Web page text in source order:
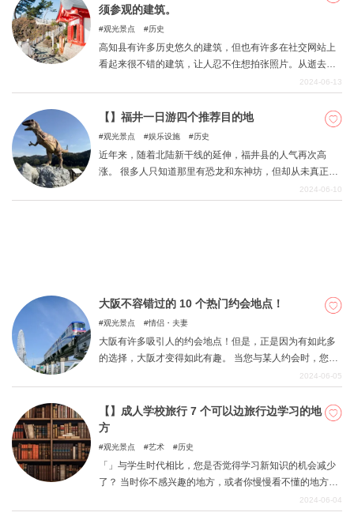
须参观的建筑。
观光景点 历史
高知县有许多历史悠久的建筑，但也有许多在社交网站上
看起来很不错的建筑，让人忍不住想拍张照片。从逝去的
传统、厚重的建筑中抽身出来，参观一下时尚、振奋人心
汤原闻名遐迩。从与绿地融为一体的美丽建筑开始，我们
将为您介绍精心挑选的四个景点，在那里您可以欣赏到在
2024-06-13
【】福井一日游四个推荐目的地
观光景点 娱乐设施 历史
近年来，随着北陆新干线的延伸，福井县的人气再次高
涨。 很多人只知道那里有恐龙和东神坊，但却从未真正去
过。 为什么不享受一次福井之旅，感受这座城市的历史
2024-06-10
大阪不容错过的 10 个热门约会地点！
观光景点 情侣・夫妻
大阪有许多吸引人的约会地点！但是，正是因为有如此多
的选择，大阪才变得如此有趣。 当您与某人约会时，您可
能会纠结于去哪里约会。 本文将为您介绍大阪的热门约会
2024-06-05
【】成人学校旅行 7 个可以边旅行边学习的地
方
观光景点 艺术 历史
「」与学生时代相比，您是否觉得学习新知识的机会减少
了？ 当时你不感兴趣的地方，或者你慢慢看不懂的地方，
现在你长大成人后可能会有完全不同的看法。 这篇文章介
2024-06-04